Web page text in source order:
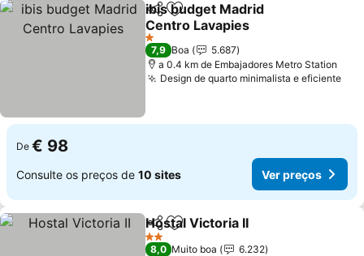
PartilharAdicionar aos favoritos
ibis budget Madrid
Centro Lavapies
Ver preços
1 Estrelas
7,9 Boa
5.687
a 0.4 km de Embajadores Metro Station
Design de quarto minimalista e eficiente
De € 98
Consulte os preços de 10 sites Ver preços
PartilharAdicionar aos favoritos
Hostal Victoria II
2 Estrelas
8,0 Muito boa
6.232